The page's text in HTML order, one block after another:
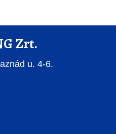
Zrt.
u. 4-6.